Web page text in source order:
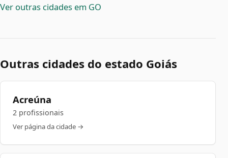
Ver outras cidades em GO
Outras cidades do estado Goiás
Acreúna
2 profissionais
Ver página da cidade →